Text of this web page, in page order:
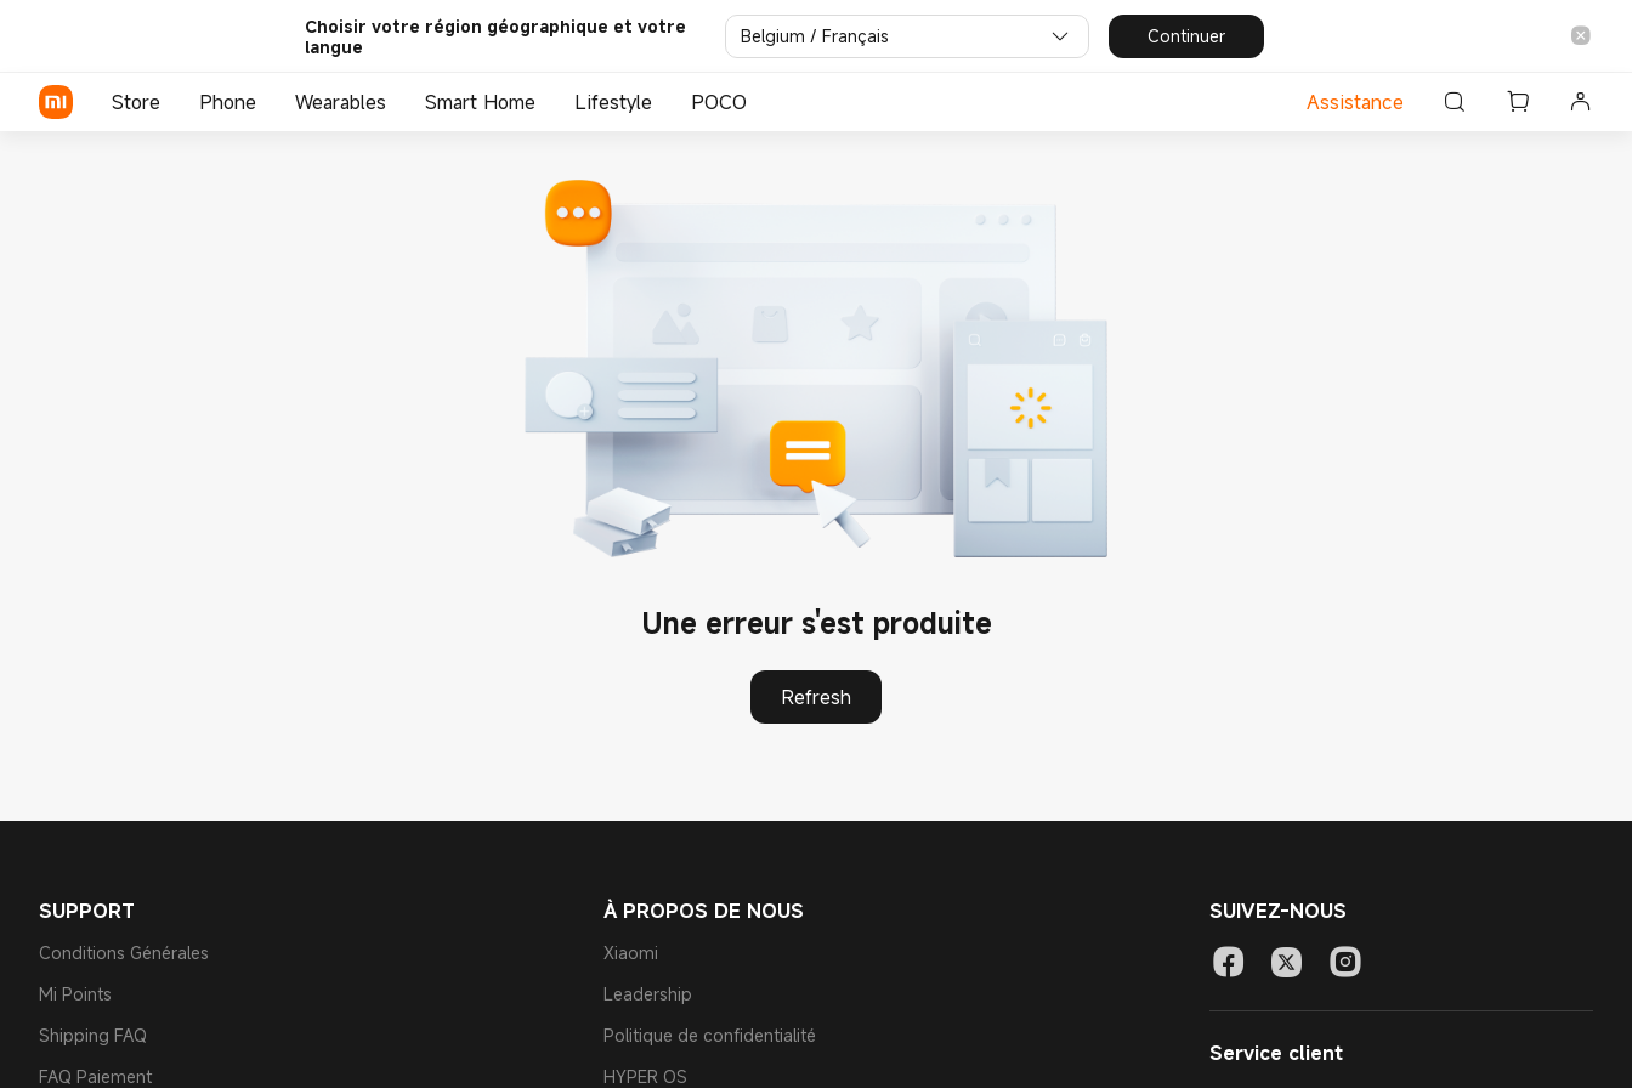
Choisir votre région géographique et votre
langue
Belgium / Français Continuer
Store Phone Wearables Smart Home Lifestyle POCO Assistance
Une erreur s'est produite
Refresh
SUPPORT
Conditions Générales
Mi Points
Shipping FAQ
FAQ Paiement
À PROPOS DE NOUS
Xiaomi
Leadership
Politique de confidentialité
HYPER OS
SUIVEZ-NOUS
Service client